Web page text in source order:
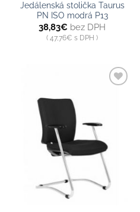
Jedálenská stolička Taurus
PN ISO modrá P13
38,83€ bez DPH
47,76€ s DPH